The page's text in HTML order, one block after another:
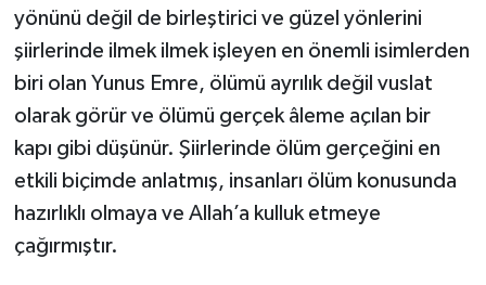
yönünü değil de birleştirici ve güzel yönlerini
şiirlerinde ilmek ilmek işleyen en önemli isimlerden
biri olan Yunus Emre, ölümü ayrılık değil vuslat
olarak görür ve ölümü gerçek âleme açılan bir
kapı gibi düşünür. Şiirlerinde ölüm gerçeğini en
etkili biçimde anlatmış, insanları ölüm konusunda
hazırlıklı olmaya ve Allah’a kulluk etmeye
çağırmıştır.